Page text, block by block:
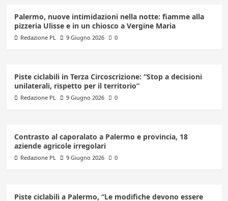
Palermo, nuove intimidazioni nella notte: fiamme alla
pizzeria Ulisse e in un chiosco a Vergine Maria
Redazione PL 9 Giugno 2026 0
Piste ciclabili in Terza Circoscrizione: “Stop a decisioni
unilaterali, rispetto per il territorio”
Redazione PL 9 Giugno 2026 0
Contrasto al caporalato a Palermo e provincia, 18
aziende agricole irregolari
Redazione PL 9 Giugno 2026 0
Piste ciclabili a Palermo, “Le modifiche devono essere